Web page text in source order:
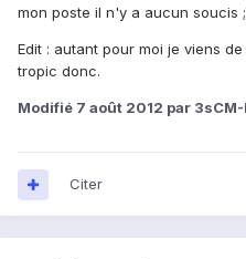
mon poste il n'y a aucun soucis
Edit : autant pour moi je viens
tropic donc.
Modifié 7 août 2012 par
Citer